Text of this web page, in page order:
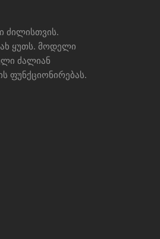
ძილისთვის.
ყუთს. მოდელი
ძალიან
ფუნქციონირებას.